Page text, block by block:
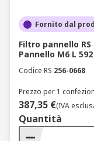
Fornito dal
Filtro pannello
Pannello M6 L
Codice RS 256-0668
Prezzo per 1
387,35 €(IVA
Quantità